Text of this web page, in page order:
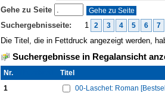
Gehe zu Seite
Suchergebnisseite:
1 2 3 4 5 6 7
Die Titel, die in Fettdruck angezeigt werden,
Suchergebnisse in Regalansicht
Nr. Titel
1
00-Laschet: Roman